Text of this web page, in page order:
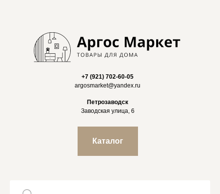
+7 (921) 702-60-05
argosmarket@yandex.ru
Петрозаводск
Заводская улица, 6
Каталог